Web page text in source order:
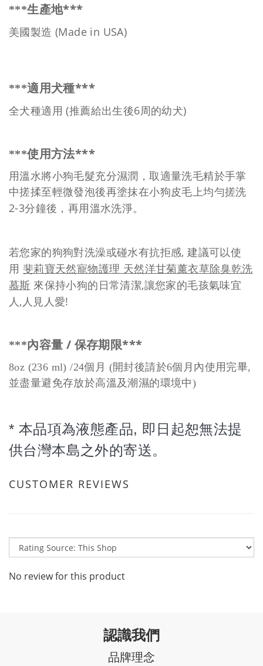
***生產地***
美國製造 (Made in USA)
***適用犬種***
全犬種適用 (推薦給出生後6周的幼犬)
***使用方法***
用溫水將小狗毛髮充分濕潤，取適量洗毛精於手掌
中搓揉至輕微發泡後再塗抹在小狗皮毛上均勻搓洗
2-3分鐘後，再用溫水洗淨。
若您家的狗狗對洗澡或碰水有抗拒感,建議可以使
用 斐莉寶天然寵物護理 天然洋甘菊薰衣草除臭乾洗
慕斯 來保持小狗的日常清潔,讓您家的毛孩氣味宜
人 , 人見人愛!
***內容量 / 保存期限***
8oz (236 ml) /24個月 (開封後請於6個月內使用完畢,
並盡量避免存放於高溫及潮濕的環境中)
* 本品項為液態產品, 即日起恕無法提
供台灣本島之外的寄送。
CUSTOMER REVIEWS
No review for this product
認識我們
品牌理念